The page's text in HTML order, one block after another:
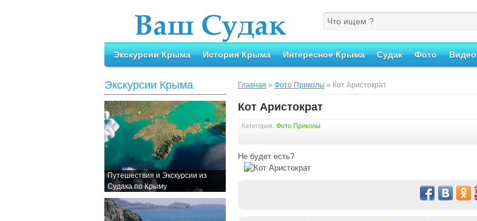
Экскурсии Крыма История Крыма Интересное Крыма Судак Фото Видео
Экскурсии Крыма
Путешествия и Экскурсии из
Судака по Крыму
Главная » Фото Приколы » Кот Аристократ
Кот Аристократ
Категория: Фото Приколы
Не будет есть?